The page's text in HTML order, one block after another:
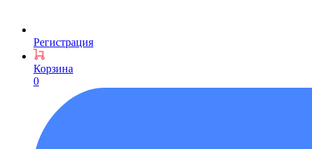
Регистрация
Корзина
0